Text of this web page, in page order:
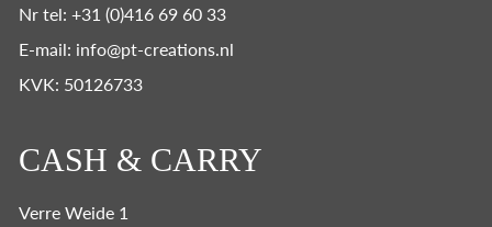
Nr tel: +31 (0)416 69 60 33
E-mail: info@pt-creations.nl
KVK: 50126733
CASH & CARRY
Verre Weide 1